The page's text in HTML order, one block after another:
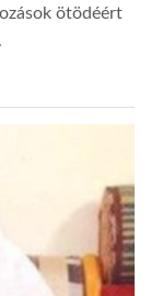
ötödéért